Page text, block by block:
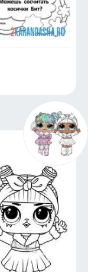
скачать